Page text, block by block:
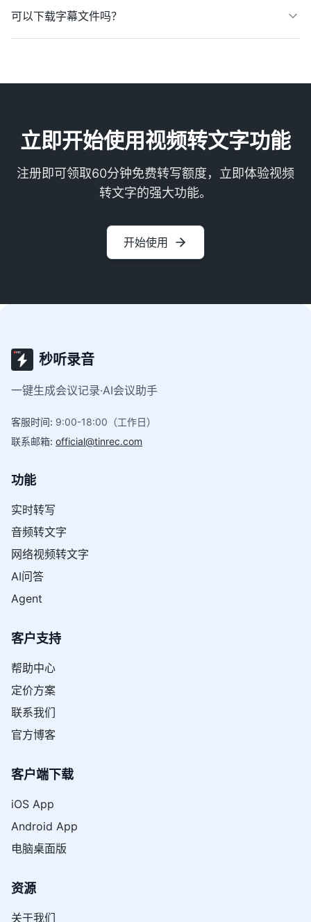
可以下载字幕文件吗？
立即开始使用视频转文字功能
注册即可领取60分钟免费转写额度，立即体验视频
转文字的强大功能。
开始使用
秒听录音
一键生成会议记录·AI会议助手
客服时间: 9:00-18:00（工作日）
联系邮箱: official@tinrec.com
功能
实时转写
音频转文字
网络视频转文字
AI问答
Agent
客户支持
帮助中心
定价方案
联系我们
官方博客
客户端下载
iOS App
Android App
电脑桌面版
资源
关于我们